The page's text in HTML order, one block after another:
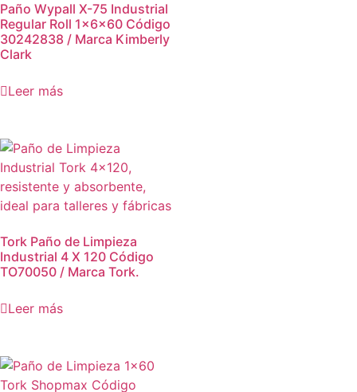
Paño Wypall X-75 Industrial
Regular Roll 1x6x60 Código
30242838 / Marca Kimberly
Clark
Leer más
Tork Paño de Limpieza
Industrial 4 X 120 Código
TO70050 / Marca Tork.
Leer más